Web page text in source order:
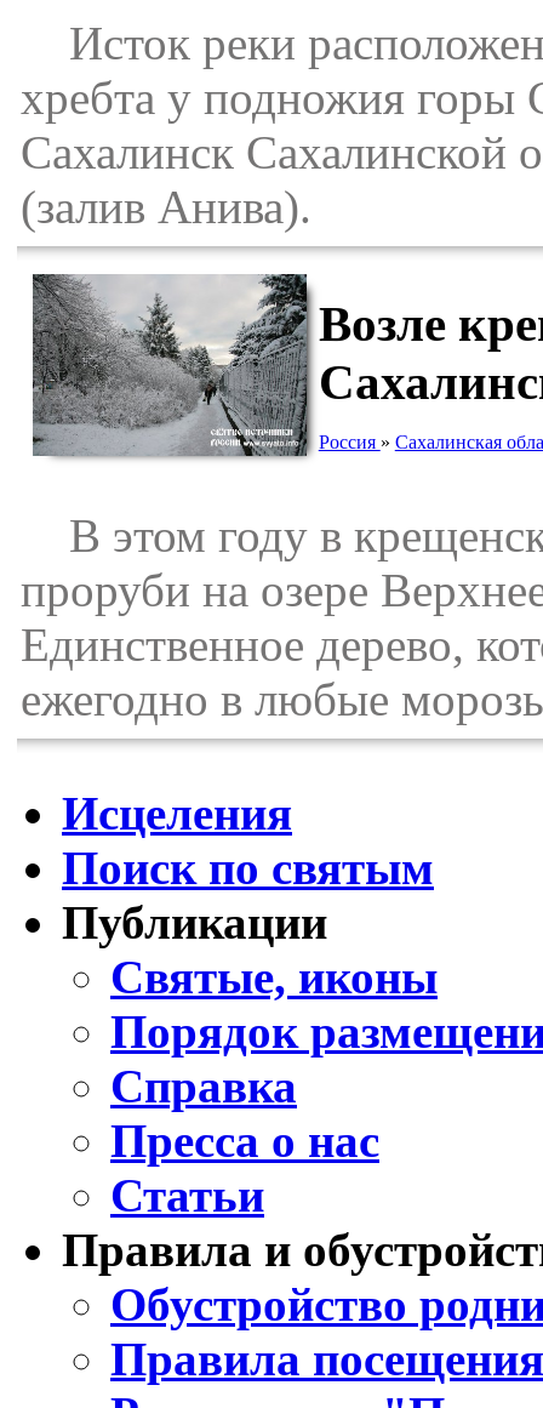
Исток реки
хребта у подножия горы
Сахалинск Сахалинской
(залив Анива).
Возле
Россия » Сахалинская
В этом году в
проруби на озере
Единственное дерево,
ежегодно в любые
Исцеления
Поиск по святым
Публикации
Святые, иконы
Порядок
Справка
Пресса о нас
Статьи
Правила и
Обустройство
Правила